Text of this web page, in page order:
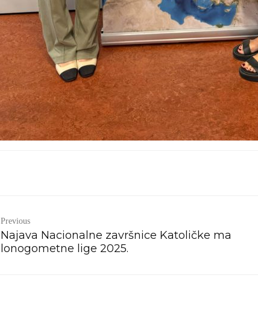
Previous
Najava Nacionalne završnice Katoličke ma
lonogometne lige 2025.